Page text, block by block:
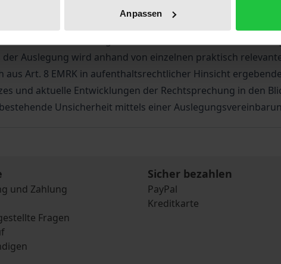
Anpassen
rechtmäßige Aufenthalte und führt damit die vom
von EMRK und innerstaatlichem Recht bezieht der
des Vertragsstaates die Kantsche
der Auslegung wird anhand von einzelnen praktisch
Art. 8 EMRK in aufenthaltsrechtlicher Hinsicht
und aktuelle Entwicklungen der Rechtsprechung in den
Unsicherheit mittels einer
und Zahlung
Fragen
Sicher bezahlen
PayPal
Kreditkarte